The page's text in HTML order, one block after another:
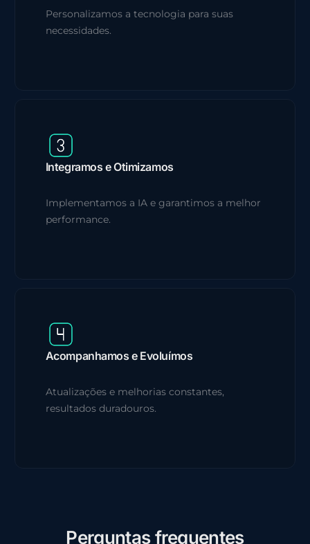
Personalizamos a tecnologia para suas
necessidades.
Integramos e Otimizamos
Implementamos a IA e garantimos a melhor
performance.
Acompanhamos e Evoluímos
Atualizações e melhorias constantes,
resultados duradouros.
Perguntas frequentes